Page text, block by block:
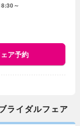
～
ア予約
イダルフェア